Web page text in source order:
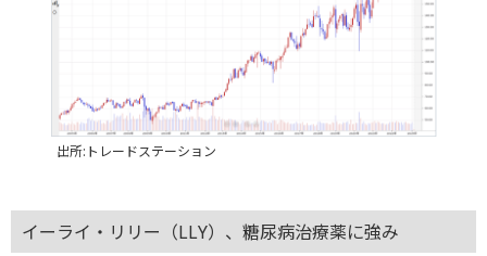
出所:トレードステーション
イーライ・リリー（LLY）、糖尿病治療薬に強み